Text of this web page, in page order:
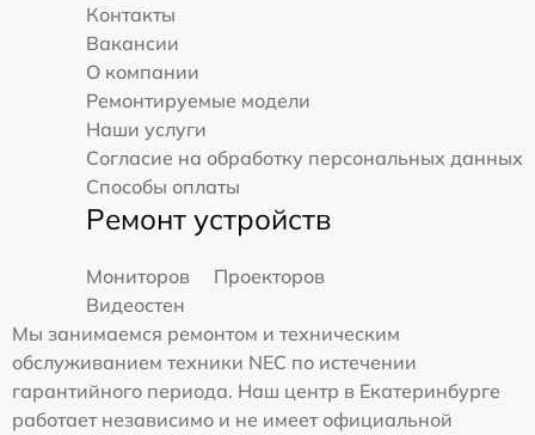
Контакты
Вакансии
О компании
Ремонтируемые модели
Наши услуги
Согласие на обработку персональных данных
Способы оплаты
Ремонт устройств
Мониторов
Проекторов
Видеостен
Мы занимаемся ремонтом и техническим
обслуживанием техники NEC по истечении
гарантийного периода. Наш центр в Екатеринбурге
работает независимо и не имеет официальной